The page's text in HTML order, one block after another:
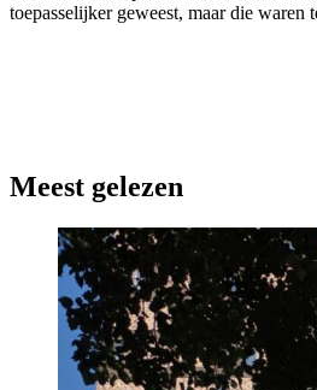
toepasselijker geweest, maar die waren
Meest gelezen